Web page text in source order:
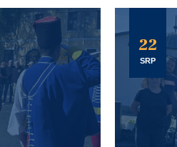
22
SRP